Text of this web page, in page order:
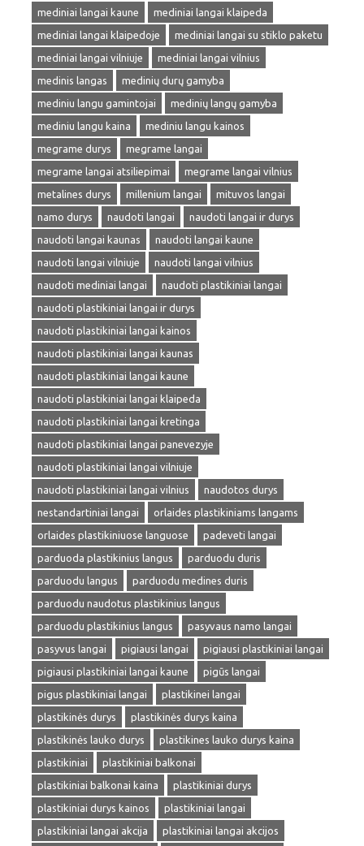
mediniai langai kaune
mediniai langai klaipeda
mediniai langai klaipedoje
mediniai langai su stiklo paketu
mediniai langai vilniuje
mediniai langai vilnius
medinis langas
medinių durų gamyba
mediniu langu gamintojai
medinių langų gamyba
mediniu langu kaina
mediniu langu kainos
megrame durys
megrame langai
megrame langai atsiliepimai
megrame langai vilnius
metalines durys
millenium langai
mituvos langai
namo durys
naudoti langai
naudoti langai ir durys
naudoti langai kaunas
naudoti langai kaune
naudoti langai vilniuje
naudoti langai vilnius
naudoti mediniai langai
naudoti plastikiniai langai
naudoti plastikiniai langai ir durys
naudoti plastikiniai langai kainos
naudoti plastikiniai langai kaunas
naudoti plastikiniai langai kaune
naudoti plastikiniai langai klaipeda
naudoti plastikiniai langai kretinga
naudoti plastikiniai langai panevezyje
naudoti plastikiniai langai vilniuje
naudoti plastikiniai langai vilnius
naudotos durys
nestandartiniai langai
orlaides plastikiniams langams
orlaides plastikiniuose languose
padeveti langai
parduoda plastikinius langus
parduodu duris
parduodu langus
parduodu medines duris
parduodu naudotus plastikinius langus
parduodu plastikinius langus
pasyvaus namo langai
pasyvus langai
pigiausi langai
pigiausi plastikiniai langai
pigiausi plastikiniai langai kaune
pigūs langai
pigus plastikiniai langai
plastikinei langai
plastikinės durys
plastikinės durys kaina
plastikinės lauko durys
plastikines lauko durys kaina
plastikiniai
plastikiniai balkonai
plastikiniai balkonai kaina
plastikiniai durys
plastikiniai durys kainos
plastikiniai langai
plastikiniai langai akcija
plastikiniai langai akcijos